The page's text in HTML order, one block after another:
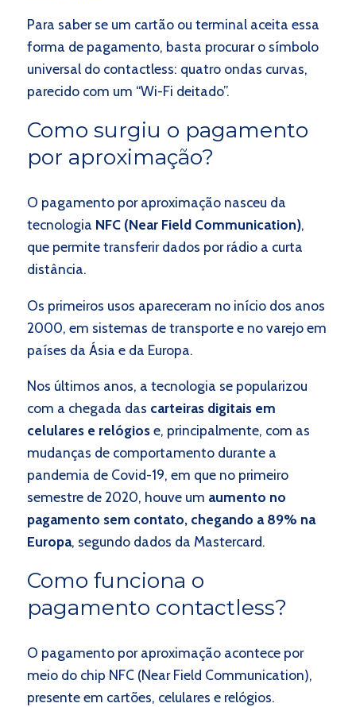
Para saber se um cartão ou terminal aceita essa
forma de pagamento, basta procurar o símbolo
universal do contactless: quatro ondas curvas,
parecido com um “Wi-Fi deitado”.
Como surgiu o pagamento
por aproximação?
O pagamento por aproximação nasceu da
tecnologia NFC (Near Field Communication),
que permite transferir dados por rádio a curta
distância.
Os primeiros usos apareceram no início dos anos
2000, em sistemas de transporte e no varejo em
países da Ásia e da Europa.
Nos últimos anos, a tecnologia se popularizou
com a chegada das carteiras digitais em
celulares e relógiose, principalmente, com as
mudanças de comportamento durante a
pandemia de Covid-19, em que no primeiro
semestre de 2020, houve um aumento no
pagamento sem contato, chegando a 89% na
Europa, segundo dados da Mastercard.
Como funciona o
pagamento contactless?
O pagamento por aproximação acontece por
meio do chip NFC (Near Field Communication),
presente em cartões, celulares e relógios.